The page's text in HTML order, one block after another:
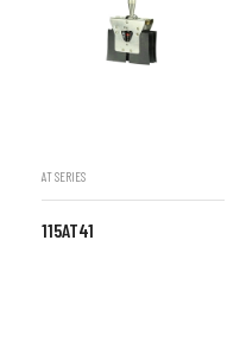
AT SERIES
115AT41